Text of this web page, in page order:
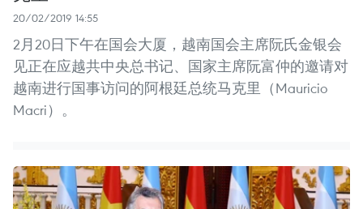
20/02/2019 14:55
2月20日下午在国会大厦，越南国会主席阮氏金银会
见正在应越共中央总书记、国家主席阮富仲的邀请对
越南进行国事访问的阿根廷总统马克里（Mauricio
Macri）。